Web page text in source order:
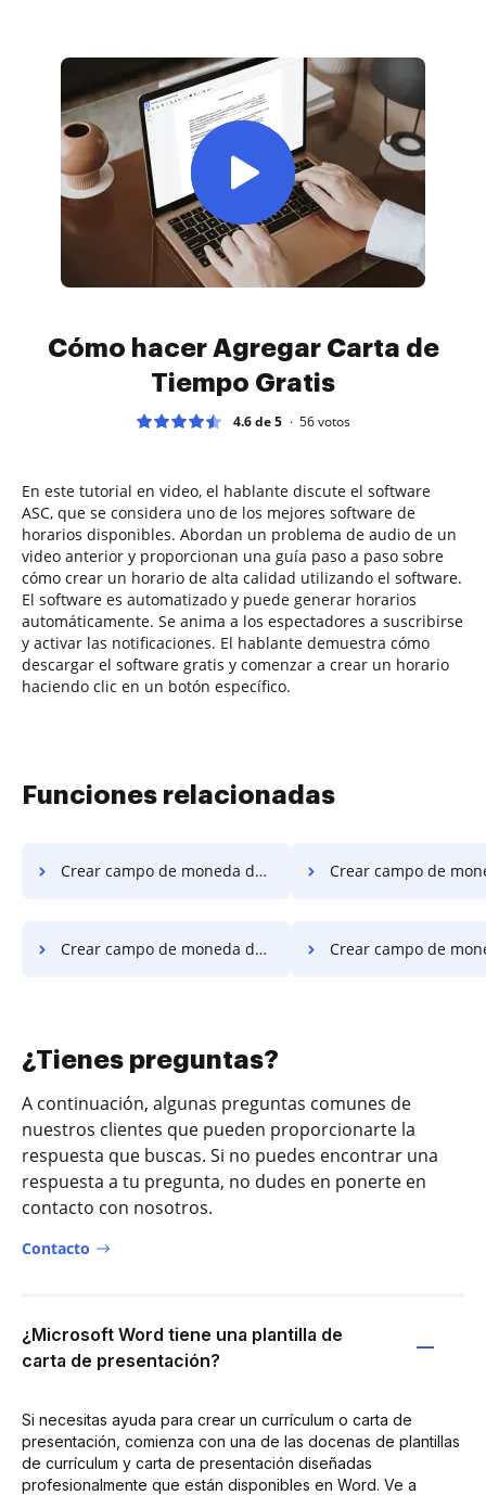
Cómo hacer Agregar Carta de
Tiempo Gratis
4.6 de 5 56votos
En este tutorial en video, el hablante discute el software
ASC, que se considera uno de los mejores software de
horarios disponibles. Abordan un problema de audio de un
video anterior y proporcionan una guía paso a paso sobre
cómo crear un horario de alta calidad utilizando el software.
El software es automatizado y puede generar horarios
automáticamente. Se anima a los espectadores a suscribirse
y activar las notificaciones. El hablante demuestra cómo
descargar el software gratis y comenzar a crear un horario
haciendo clic en un botón específico.
Funciones relacionadas
Crear campo de moneda de la UE en PDF en Vivo Crear campo de moneda de la UE en PDF en
Crear campo de moneda de la UE en PDF en Android Crear campo de moneda de la UE en
¿Tienes preguntas?
A continuación, algunas preguntas comunes de
nuestros clientes que pueden proporcionarte la
respuesta que buscas. Si no puedes encontrar una
respuesta a tu pregunta, no dudes en ponerte en
contacto con nosotros.
Contacto
¿Microsoft Word tiene una plantilla de
carta de presentación?
Si necesitas ayuda para crear un currículum o carta de
presentación, comienza con una de las docenas de plantillas
de currículum y carta de presentación diseñadas
profesionalmente que están disponibles en Word. Ve a